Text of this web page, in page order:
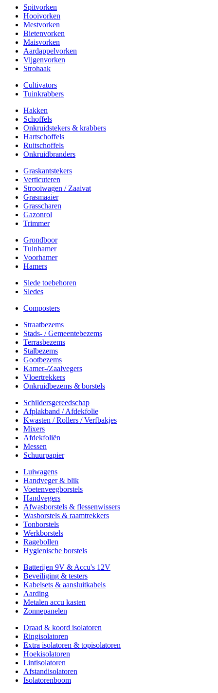
Spitvorken
Hooivorken
Mestvorken
Bietenvorken
Maisvorken
Aardappelvorken
Vijgenvorken
Strohaak
Cultivators
Tuinkrabbers
Hakken
Schoffels
Onkruidstekers & krabbers
Hartschoffels
Ruitschoffels
Onkruidbranders
Graskantstekers
Verticuteren
Strooiwagen / Zaaivat
Grasmaaier
Grasscharen
Gazonrol
Trimmer
Grondboor
Tuinhamer
Voorhamer
Hamers
Slede toebehoren
Sledes
Composters
Straatbezems
Stads- / Gemeentebezems
Terrasbezems
Stalbezems
Gootbezems
Kamer-/Zaalvegers
Vloertrekkers
Onkruidbezems & borstels
Schildersgereedschap
Afplakband / Afdekfolie
Kwasten / Rollers / Verfbakjes
Mixers
Afdekfoliën
Messen
Schuurpapier
Luiwagens
Handveger & blik
Voetenveegborstels
Handvegers
Afwasborstels & flessenwissers
Wasborstels & raamtrekkers
Tonborstels
Werkborstels
Ragebollen
Hygienische borstels
Batterijen 9V & Accu's 12V
Beveiliging & testers
Kabelsets & aansluitkabels
Aarding
Metalen accu kasten
Zonnepanelen
Draad & koord isolatoren
Ringisolatoren
Extra isolatoren & topisolatoren
Hoekisolatoren
Lintisolatoren
Afstandisolatoren
Isolatorenboom